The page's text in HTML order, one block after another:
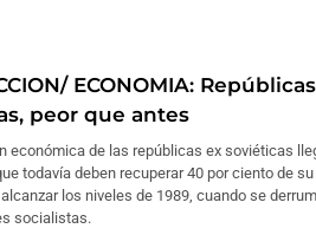
ECONOMIA:
peor que antes
económica de las repúblicas ex soviéticas
todavía deben recuperar 40 por ciento de su
los niveles de 1989, cuando se
socialistas.